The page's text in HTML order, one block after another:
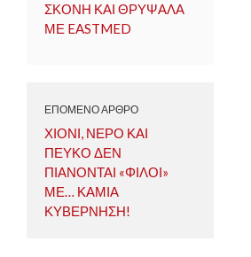
ΣΚΟΝΗ ΚΑΙ ΘΡΥΨΑΛΑ
ΜΕ EASTMED
ΕΠΟΜΕΝΟ ΑΡΘΡΟ
ΧΙΟΝΙ, ΝΕΡΟ ΚΑΙ
ΠΕΥΚΟ ΔΕΝ
ΠΙΑΝΟΝΤΑΙ «ΦΙΛΟΙ»
ΜΕ… ΚΑΜΙΑ
ΚΥΒΕΡΝΗΣΗ!